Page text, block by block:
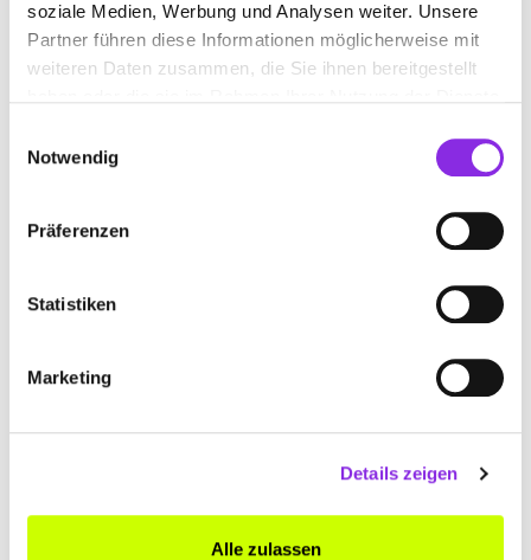
soziale Medien, Werbung und Analysen weiter. Unsere
Partner führen diese Informationen möglicherweise mit
weiteren Daten zusammen, die Sie ihnen bereitgestellt
Notwendig
Präferenzen
Statistiken
Marketing
Details zeigen
Alle zulassen
+49744191200
www.tuerk-fds.de
DR. MED. KILIAN LILIENFEIN
| 78628 Rottweil DE
+4974140882